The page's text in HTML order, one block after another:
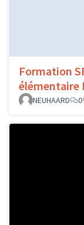
Formation
élémentaire
NEUHAARD
0